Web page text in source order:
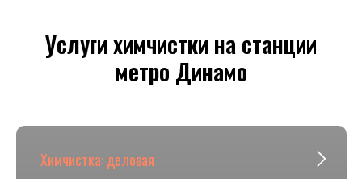
Услуги химчистки на станции
метро Динамо
Химчистка: деловая